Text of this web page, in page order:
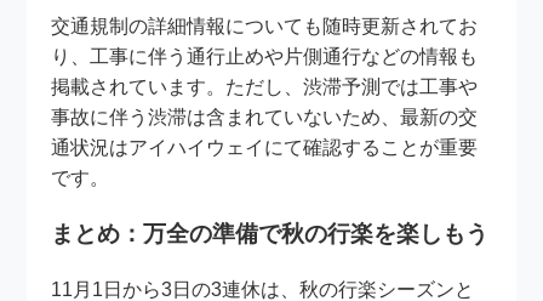
交通規制の詳細情報についても随時更新されてお
り、工事に伴う通行止めや片側通行などの情報も
掲載されています。ただし、渋滞予測では工事や
事故に伴う渋滞は含まれていないため、最新の交
通状況はアイハイウェイにて確認することが重要
です。
まとめ：万全の準備で秋の行楽を楽しもう
11月1日から3日の3連休は、秋の行楽シーズンと